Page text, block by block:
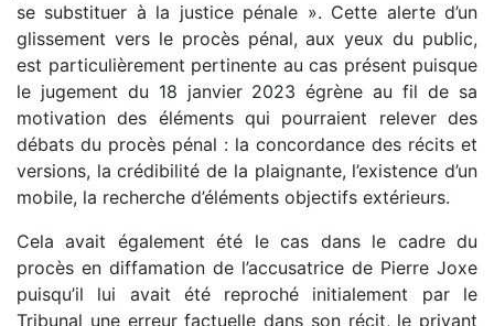
se substituer à la justice pénale ». Cette alerte d’un
glissement vers le procès pénal, aux yeux du public,
est particulièrement pertinente au cas présent puisque
le jugement du 18 janvier 2023 égrène au fil de sa
motivation des éléments qui pourraient relever des
débats du procès pénal : la concordance des récits et
versions, la crédibilité de la plaignante, l’existence d’un
mobile, la recherche d’éléments objectifs extérieurs.
Cela avait également été le cas dans le cadre du
procès en diffamation de l’accusatrice de Pierre Joxe
puisqu’il lui avait été reproché initialement par le
Tribunal une erreur factuelle dans son récit, le privant